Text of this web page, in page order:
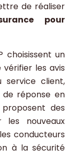
de réaliser
pour
choisissent un
vérifier les avis
service client,
réponse en
des
les nouveaux
conducteurs
à la sécurité